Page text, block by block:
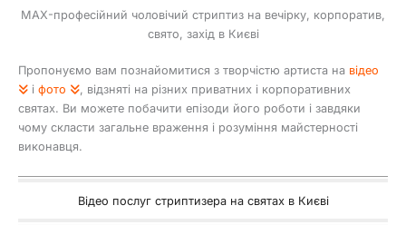
MAX-професійний чоловічий стриптиз на вечірку, корпоратив,
свято, захід в Києві
Пропонуємо вам познайомитися з творчістю артиста на відео
і фото
, відзняті на різних приватних і корпоративних
святах. Ви можете побачити епізоди його роботи і завдяки
чому скласти загальне враження і розуміння майстерності
виконавця.
Відео послуг стриптизера на святах в Києві